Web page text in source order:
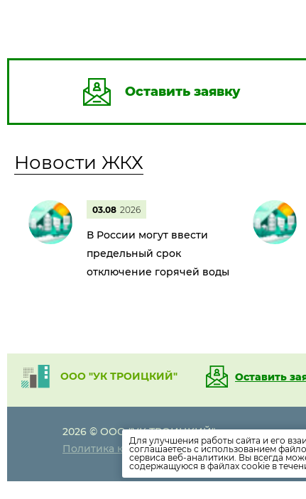
Оставить заявку
Новости ЖКХ
03.08 2026
В России могут ввести
предельный срок
отключение горячей воды
ООО "УК ТРОИЦКИЙ" Оставить
2026 © ООО "УК ТРОИЦКИЙ"
Политика конфиденциальности
Для улучшения работы сайта и его
соглашаетесь с использованием
сервиса веб-аналитики. Вы всегда
содержащуюся в файлах cookie в